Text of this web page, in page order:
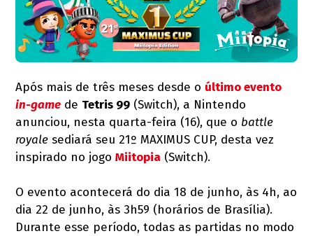
Após mais de três meses desde o último evento
in-game de Tetris 99 (Switch), a Nintendo
anunciou, nesta quarta-feira (16), que o battle
royale sediará seu 21º MAXIMUS CUP, desta vez
inspirado no jogoMiitopia (Switch).
O evento acontecerá do dia 18 de junho, às 4h, ao
dia 22 de junho, às 3h59 (horários de Brasília).
Durante esse período, todas as partidas no modo